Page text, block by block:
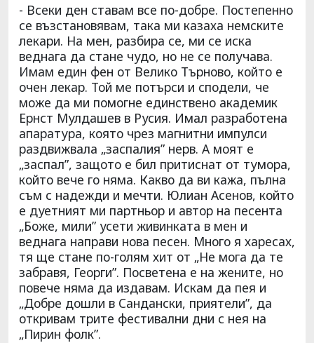
- Всеки ден ставам все по-добре. Постепенно
се възстановявам, така ми казаха немските
лекари. На мен, разбира се, ми се иска
веднага да стане чудо, но не се получава.
Имам един фен от Велико Търново, който е
очен лекар. Той ме потърси и сподели, че
може да ми помогне единствено академик
Ернст Мулдашев в Русия. Имал разработена
апаратура, която чрез магнитни импулси
раздвижвала „заспалия” нерв. А моят е
„заспал”, защото е бил притиснат от тумора,
който вече го няма. Какво да ви кажа, пълна
съм с надежди и мечти. Юлиан Асенов, който
е дуетният ми партньор и автор на песента
„Боже, мили” усети живинката в мен и
веднага направи нова песен. Много я харесах,
тя ще стане по-голям хит от „Не мога да те
забравя, Георги”. Посветена е на жените, но
повече няма да издавам. Искам да пея и
„Добре дошли в Сандански, приятели”, да
откривам трите фестивални дни с нея на
„Пирин фолк”.